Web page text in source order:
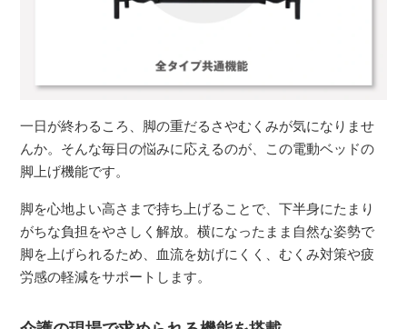
一日が終わるころ、脚の重だるさやむくみが気になりませ
んか。そんな毎日の悩みに応えるのが、この電動ベッドの
脚上げ機能です。
脚を心地よい高さまで持ち上げることで、下半身にたまり
がちな負担をやさしく解放。横になったまま自然な姿勢で
脚を上げられるため、血流を妨げにくく、むくみ対策や疲
労感の軽減をサポートします。